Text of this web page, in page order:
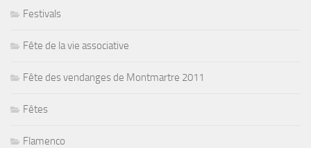
Festivals
Fête de la vie associative
Fête des vendanges de Montmartre 2011
Fêtes
Flamenco